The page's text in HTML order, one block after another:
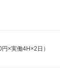
×実働4H×2日）